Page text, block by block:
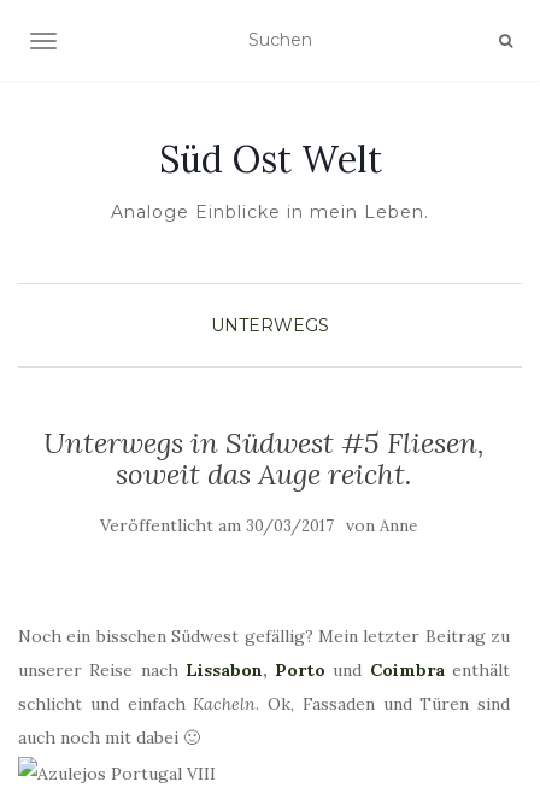
NAVIGATION UMSCHALTEN
Süd Ost Welt
Analoge Einblicke in mein Leben.
UNTERWEGS
Unterwegs in Südwest #5 Fliesen,
soweit das Auge reicht.
Veröffentlicht am 30/03/2017 von Anne
Noch ein bisschen Südwest gefällig? Mein letzter Beitrag zu
unserer Reise nach Lissabon, Porto und Coimbraenthält
schlicht und einfachKacheln. Ok, Fassaden und Türen sind
auch noch mit dabei 🙂